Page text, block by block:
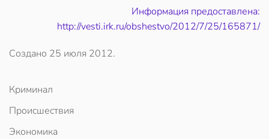
Информация предоставлена:
http://vesti.irk.ru/obshestvo/2012/7/25/165871/
Создано 25 июля 2012.
Криминал
Происшествия
Экономика